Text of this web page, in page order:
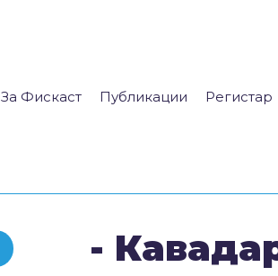
За Фискаст Публикации Регистар
-